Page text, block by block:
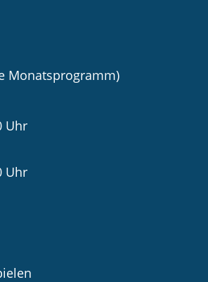
Monatsprogramm)
Uhr
Uhr